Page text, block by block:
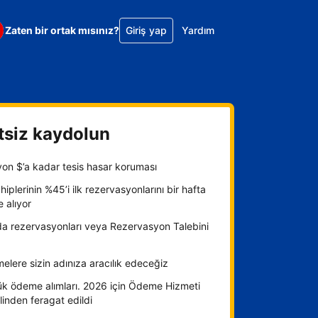
Zaten bir ortak mısınız? Giriş yap Yardım
kaydolun
$’a kadar tesis hasar koruması
%45’i ilk rezervasyonlarını bir hafta
alıyor
rezervasyonları veya Rezervasyon Talebini
sizin adınıza aracılık edeceğiz
ödeme alımları. 2026 için Ödeme Hizmeti
feragat edildi